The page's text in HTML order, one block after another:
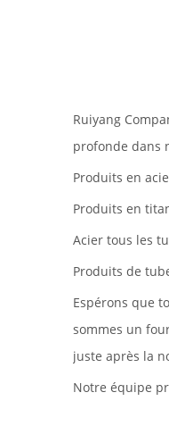
Ruiyang
profonde dans
Produits en
Produits en
Acier tous les
Produits de
Espérons que
sommes un
juste après la
Notre équipe